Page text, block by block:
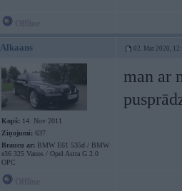
Alkaans 02. Mar 2020,
Kopš: 14. Nov 2011
Ziņojumi: 637
Braucu ar: BMW E61 535d / BMW
e36 325 Vanos / Opel Astra G 2.0
OPC
man ar